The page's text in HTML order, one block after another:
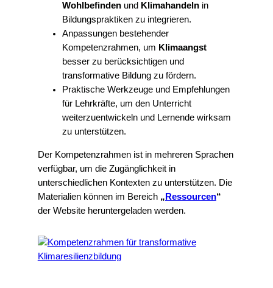
Wohlbefindenund Klimahandelnin
Bildungspraktiken zu integrieren.
Anpassungen bestehender
Kompetenzrahmen, um Klimaangst
besser zu berücksichtigen und
transformative Bildung zu fördern.
Praktische Werkzeuge und Empfehlungen
für Lehrkräfte, um den Unterricht
weiterzuentwickeln und Lernende wirksam
zu unterstützen.
Der Kompetenzrahmen ist in mehreren Sprachen
verfügbar, um die Zugänglichkeit in
unterschiedlichen Kontexten zu unterstützen. Die
Materialien können im Bereich „ Ressourcen“
der Website heruntergeladen werden.